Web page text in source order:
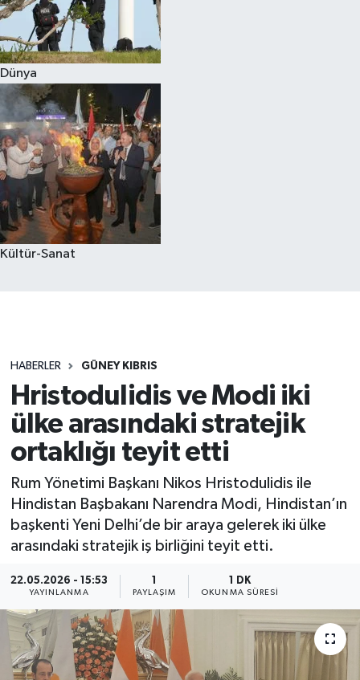
Dünya
Kültür-Sanat
HABERLER GÜNEY KIBRIS
Hristodulidis ve Modi iki
ülke arasındaki stratejik
ortaklığı teyit etti
Rum Yönetimi Başkanı Nikos Hristodulidis ile
Hindistan Başbakanı Narendra Modi, Hindistan’ın
başkenti Yeni Delhi’de bir araya gelerek iki ülke
arasındaki stratejik iş birliğini teyit etti.
22.05.2026 - 15:53
YAYINLANMA
1
PAYLAŞIM
1 DK
OKUNMA SÜRESI